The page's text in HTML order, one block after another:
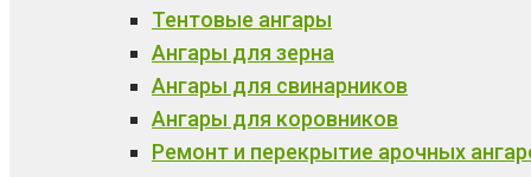
Тентовые ангары
Ангары для зерна
Ангары для свинарников
Ангары для коровников
Ремонт и перекрытие арочных